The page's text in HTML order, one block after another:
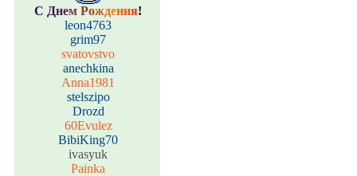
С Днем Рождения!
leon4763
grim97
svatovstvo
anechkina
Anna1981
stelszipo
Drozd
60Evulez
BibiKing70
ivasyuk
Painka